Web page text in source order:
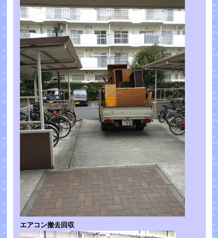
エアコン撤去回収